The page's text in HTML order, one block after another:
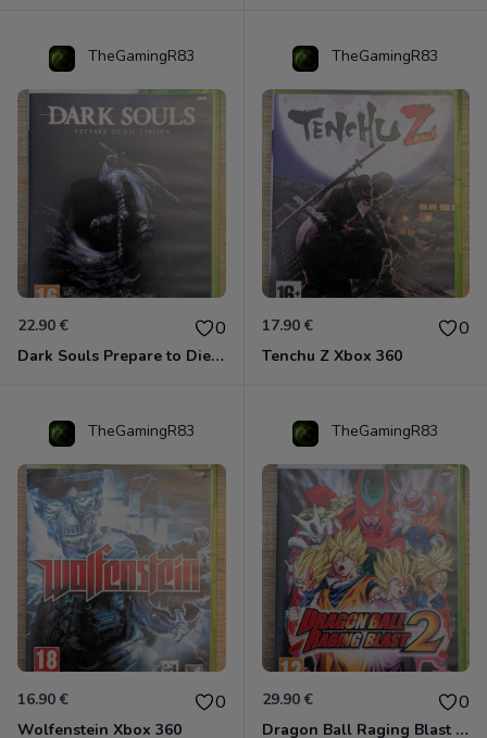
TheGamingR83
22.90 € 0
Dark Souls Prepare to Die Edition XBOX 360
TheGamingR83
17.90 € 0
Tenchu Z Xbox 360
TheGamingR83
16.90 € 0
Wolfenstein Xbox 360
TheGamingR83
29.90 € 0
Dragon Ball Raging Blast 2 Xbox 360